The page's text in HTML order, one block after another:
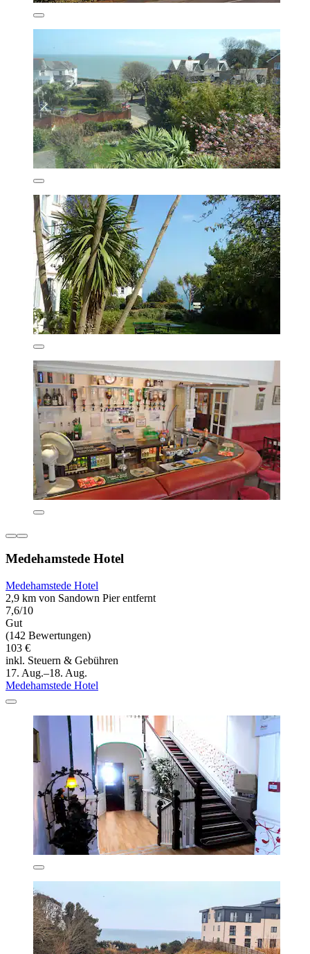
Medehamstede Hotel
Medehamstede Hotel
2,9 km von Sandown Pier entfernt
7,6/10
Gut
(142 Bewertungen)
103 €
inkl. Steuern & Gebühren
17. Aug.–18. Aug.
Medehamstede Hotel